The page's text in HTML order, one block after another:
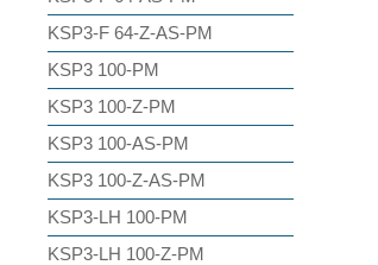
KSP3-F 64-Z-AS-PM
KSP3 100-PM
KSP3 100-Z-PM
KSP3 100-AS-PM
KSP3 100-Z-AS-PM
KSP3-LH 100-PM
KSP3-LH 100-Z-PM